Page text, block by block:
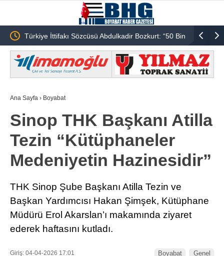
Türkiye İttifakı Sözcüsü Abdulkadir Bozkurt: “50 Bin
Şehidin Hesabını Kim Verecek?”
THK Sinop
Kulübüne
Ana Sayfa › Boyabat
Sinop THK Başkanı Atilla
Tezin “Kütüphaneler
Medeniyetin Hazinesidir”
THK Sinop Şube Başkanı Atilla Tezin ve
Başkan Yardımcısı Hakan Şimşek, Kütüphane
Müdürü Erol Akarslan’ı makamında ziyaret
ederek haftasını kutladı.
Giriş: 04-04-2026 17:01
Boyabat Genel